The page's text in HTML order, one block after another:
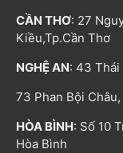
CẦN THƠ: 27
Kiều,Tp.Cần Thơ
NGHỆ AN: 43 Thái
73 Phan Bội
HÒA BÌNH: Số 10
Hòa Bình